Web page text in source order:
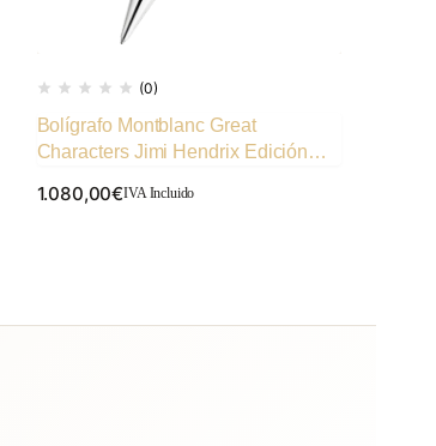
(0)
Bolígrafo Montblanc Great
Characters Jimi Hendrix Edición
1.080,00€IVA Incluido